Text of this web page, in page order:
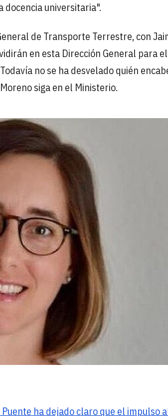
docencia universitaria".
de Transporte Terrestre, con
en esta Dirección General para el
no se ha desvelado quién
siga en el Ministerio.
Puente ha dejado claro que el impulso